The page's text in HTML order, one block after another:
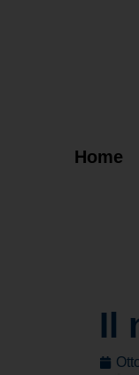
Home
Il